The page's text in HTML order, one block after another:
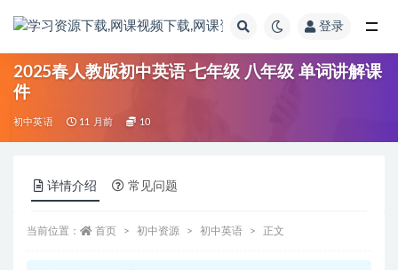
登录
2025春人教版初中英语 七年级 八年级 单词讲解课
件
初中英语 11 月前 10
详情介绍 常见问题
当前位置： 首页 初中资源 初中英语 正文